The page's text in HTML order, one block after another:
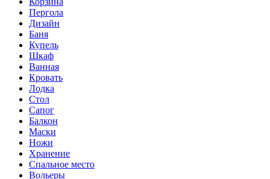
Пергола
Дизайн
Баня
Купель
Шкаф
Ванная
Кровать
Лодка
Стол
Сапог
Балкон
Маски
Ножи
Хранение
Спальное место
Вольеры